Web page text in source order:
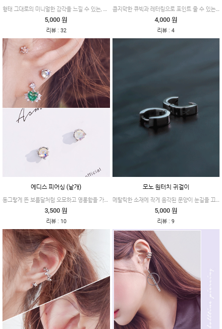
형태 그대로의 미니멀한 감각을 느낄 수 있는, 모던함에 유니크함을 더한 제품이에요.
5,000 원
리뷰: 32
큼지막한 큐빅과 레터링으로 포인트 줄 수 있는 캐주얼한 제품이에요.
4,000 원
리뷰 :4
에디스 피어싱 (낱개)
동그랗게 뜬 보름달처럼 오묘하고 영롱함을 가득 담아낸 피어싱이에요.
3,500 원
리뷰: 10
모노 원터치 귀걸이
메탈릭한 소재에 작게 음각된 문양이 눈길을 끄는 원터치 귀걸이예요.
5,000 원
리뷰 :9